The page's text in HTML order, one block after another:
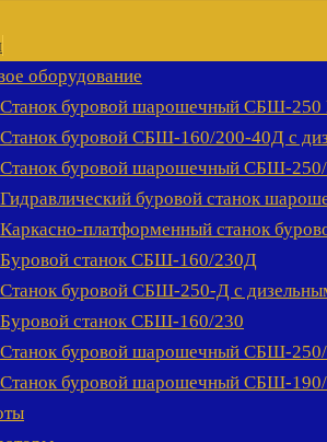
оборудование
Станок буровой шарошечный СБШ-
Станок буровой СБШ-160/200-40Д с
Станок буровой шарошечный СБШ-
Гидравлический буровой станок
Каркасно-платформенный станок
Буровой станок СБШ-160/230Д
Станок буровой СБШ-250-Д с
Буровой станок СБШ-160/230
Станок буровой шарошечный СБШ-
Станок буровой шарошечный СБШ-